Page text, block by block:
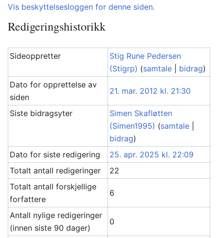
Vis beskyttelsesloggen for denne siden.
Redigeringshistorikk
Sideoppretter
Stig Rune Pedersen
(Stigrp) (samtale bidrag)
Dato for opprettelse av
siden
21. mar. 2012 kl. 21:30
Siste bidragsyter
Simen Skafløtten
(Simen1995) (samtale
bidrag)
Dato for siste redigering
25. apr. 2025 kl. 22:09
Totalt antall redigeringer
22
Totalt antall forskjellige
forfattere
6
Antall nylige redigeringer
(innen siste 90 dager)
0